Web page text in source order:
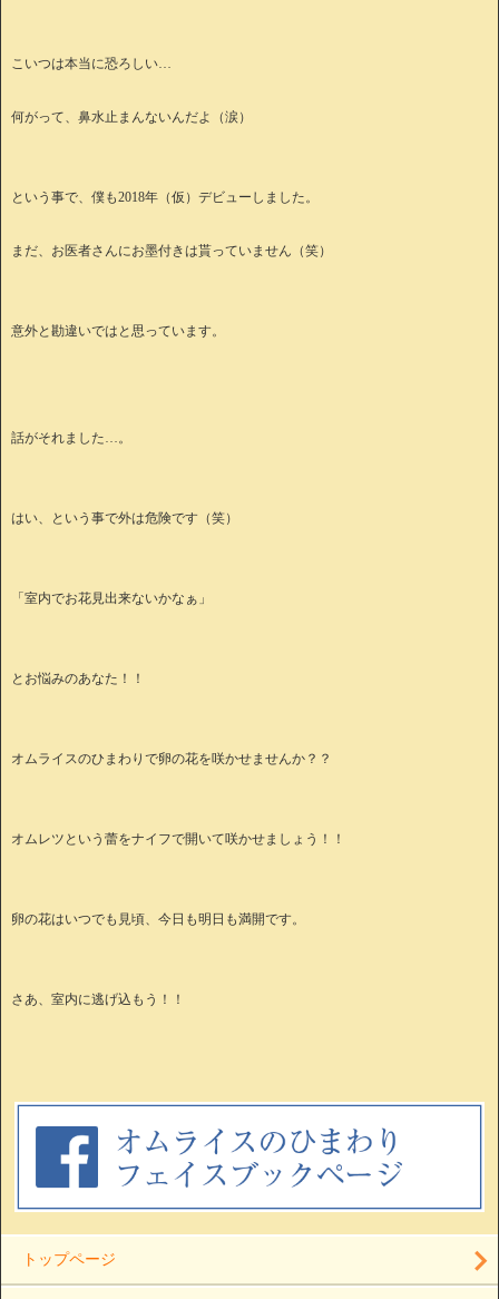
こいつは本当に恐ろしい…
何がって、鼻水止まんないんだよ（涙）
という事で、僕も2018年（仮）デビューしました。
まだ、お医者さんにお墨付きは貰っていません（笑）
意外と勘違いではと思っています。
話がそれました…。
はい、という事で外は危険です（笑）
「室内でお花見出来ないかなぁ」
とお悩みのあなた！！
オムライスのひまわりで卵の花を咲かせませんか？？
オムレツという蕾をナイフで開いて咲かせましょう！！
卵の花はいつでも見頃、今日も明日も満開です。
さあ、室内に逃げ込もう！！
トップページ